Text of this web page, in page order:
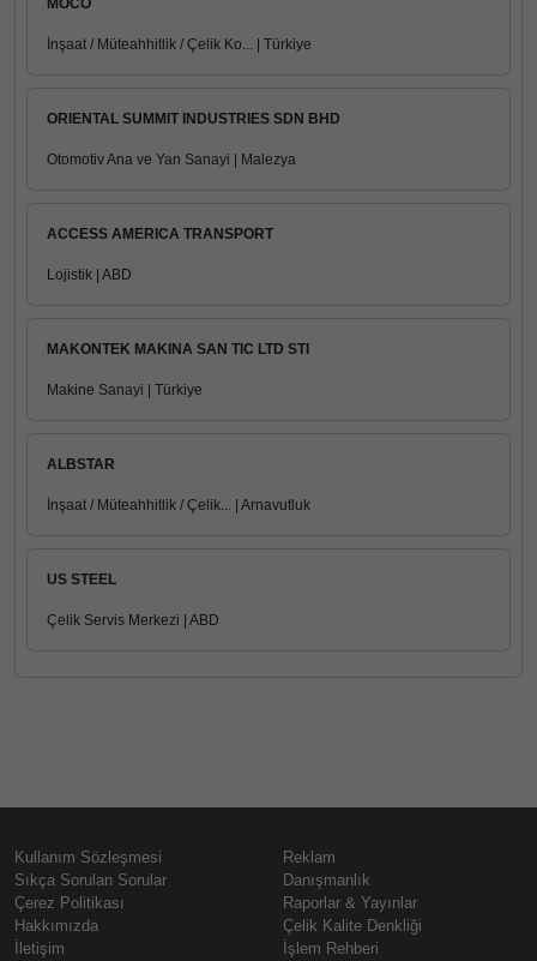
MOCO
İnşaat / Müteahhitlik / Çelik Ko... | Türkiye
ORIENTAL SUMMIT INDUSTRIES SDN BHD
Otomotiv Ana ve Yan Sanayi | Malezya
ACCESS AMERICA TRANSPORT
Lojistik | ABD
MAKONTEK MAKINA SAN TIC LTD STI
Makine Sanayi | Türkiye
ALBSTAR
İnşaat / Müteahhitlik / Çelik... | Arnavutluk
US STEEL
Çelik Servis Merkezi | ABD
Kullanım Sözleşmesi
Sıkça Sorulan Sorular
Çerez Politikası
Hakkımızda
İletişim
Reklam
Danışmanlık
Raporlar & Yayınlar
Çelik Kalite Denkliği
İşlem Rehberi